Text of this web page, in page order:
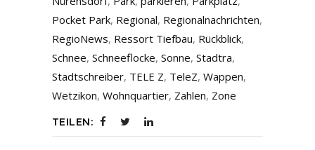
Pocket Park, Regional, Regionalnachrichten,
RegioNews, Ressort Tiefbau, Rückblick,
Schnee, Schneeflocke, Sonne, Stadtra,
Stadtschreiber, TELE Z, TeleZ, Wappen,
Wetzikon, Wohnquartier, Zahlen, Zone
TEILEN: